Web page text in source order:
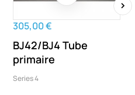
305,00 €
BJ42/BJ4 Tube
primaire
Series 4